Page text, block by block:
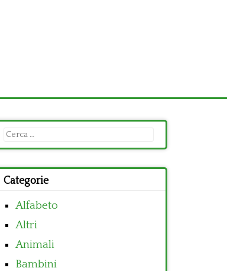
Ricerca
per:
Categorie
Alfabeto
Altri
Animali
Bambini